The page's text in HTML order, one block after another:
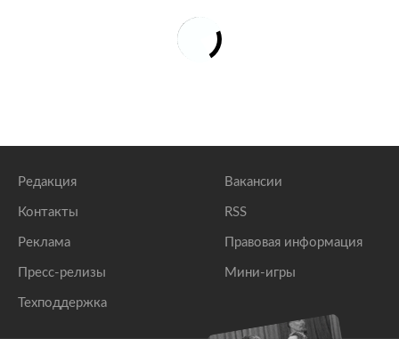
Редакция
Контакты
Реклама
Пресс-релизы
Техподдержка
Вакансии
RSS
Правовая информация
Мини-игры